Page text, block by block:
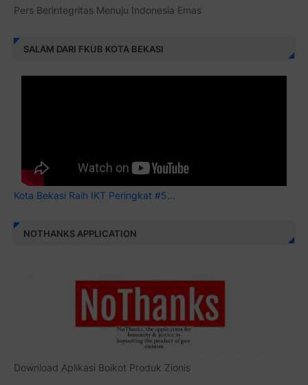
Pers Berintegritas Menuju Indonesia Emas
SALAM DARI FKUB KOTA BEKASI
Kota Bekasi Raih IKT Peringkat #5...
NOTHANKS APPLICATION
Download Aplikasi Boikot Produk Zionis